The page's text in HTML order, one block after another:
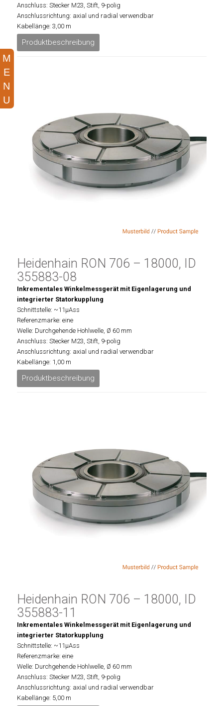
Anschluss: Stecker M23, Stift, 9-polig
Anschlussrichtung: axial und radial verwendbar
Kabellänge: 3,00 m
Produktbeschreibung
Heidenhain RON 706 – 18000, ID
355883-08
Inkrementales Winkelmessgerät mit Eigenlagerung und
integrierter Statorkupplung
Schnittstelle: ~11µAss
Referenzmarke: eine
Welle: Durchgehende Hohlwelle, Ø 60 mm
Anschluss: Stecker M23, Stift, 9-polig
Anschlussrichtung: axial und radial verwendbar
Kabellänge: 1,00 m
Produktbeschreibung
Heidenhain RON 706 – 18000, ID
355883-11
Inkrementales Winkelmessgerät mit Eigenlagerung und
integrierter Statorkupplung
Schnittstelle: ~11µAss
Referenzmarke: eine
Welle: Durchgehende Hohlwelle, Ø 60 mm
Anschluss: Stecker M23, Stift, 9-polig
Anschlussrichtung: axial und radial verwendbar
Kabellänge: 5,00 m